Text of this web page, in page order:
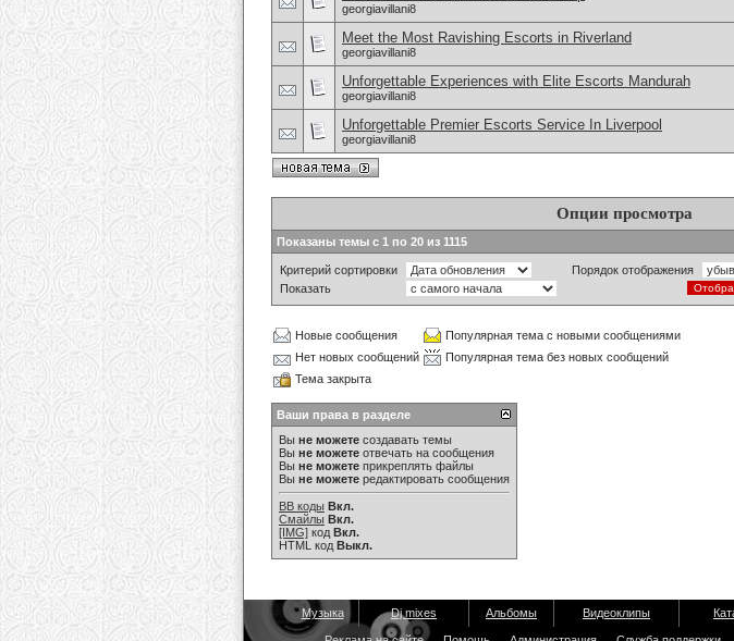
georgiavillani8
Meet the Most Ravishing Escorts in Riverland
georgiavillani8
Unforgettable Experiences with Elite Escorts Mandurah
georgiavillani8
Unforgettable Premier Escorts Service In Liverpool
georgiavillani8
Опции просмотра
Показаны темы с 1 по 20 из 1115
Критерий сортировки
Порядок отображения
Показать
Новые сообщения
Популярная тема с новыми сообщениями
Нет новых сообщений
Популярная тема без новых сообщений
Тема закрыта
Ваши права в разделе
Вы не можете создавать темы
Вы не можете отвечать на сообщения
Вы не можете прикреплять файлы
Вы не можете редактировать сообщения
BB коды Вкл.
Смайлы Вкл.
[IMG] код Вкл.
HTML код Выкл.
Музыка Dj mixes Альбомы Видеоклипы